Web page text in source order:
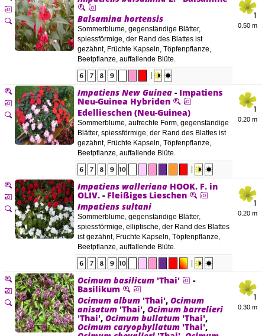
Balsamina hortensis
Sommerblume, gegenständige Blätter,
spiessförmige, der Rand des Blattes ist
gezähnt, Früchte Kapseln, Töpfenpflanze,
Beetpflanze, auffallende Blüte.
0.50 m
Impatiens New Guinea - Impatiens
Neu-Guinea Hybriden
Edellieschen (Neu-Guinea)
Sommerblume, aufrechte Form, gegenständige
Blätter, spiessförmige, der Rand des Blattes ist
gezähnt, Früchte Kapseln, Töpfenpflanze,
Beetpflanze, auffallende Blüte.
0.20 m
Impatiens walleriana HOOK. F. in
OLIV. - Fleißiges Lieschen
Impatiens sultani
Sommerblume, gegenständige Blätter,
spiessförmige, elliptische, der Rand des Blattes
ist gezähnt, Früchte Kapseln, Töpfenpflanze,
Beetpflanze, auffallende Blüte.
0.20 m
Ocimum basilicum 'Thai' -
Basilikum
Ocimum album 'Thai', Ocimum
anisatum 'Thai', Ocimum barrelieri
'Thai', Ocimum bullatum 'Thai',
Ocimum caryophyllatum 'Thai',
0.30 m